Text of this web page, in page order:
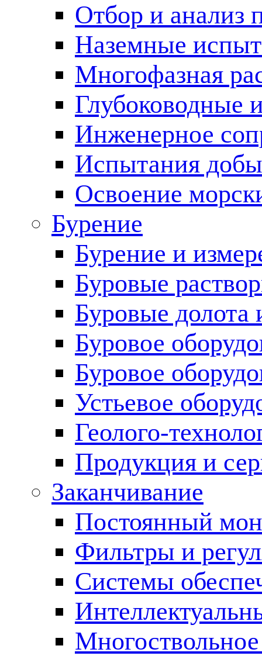
Отбор и анализ
Наземные
Многофазная
Глубоководные
Инженерное
Испытания
Освоение
Бурение
Бурение и
Буровые
Буровые долота
Буровое
Буровое
Устьевое
Геолого-
Продукция и
Заканчивание
Постоянный
Фильтры и
Cистемы